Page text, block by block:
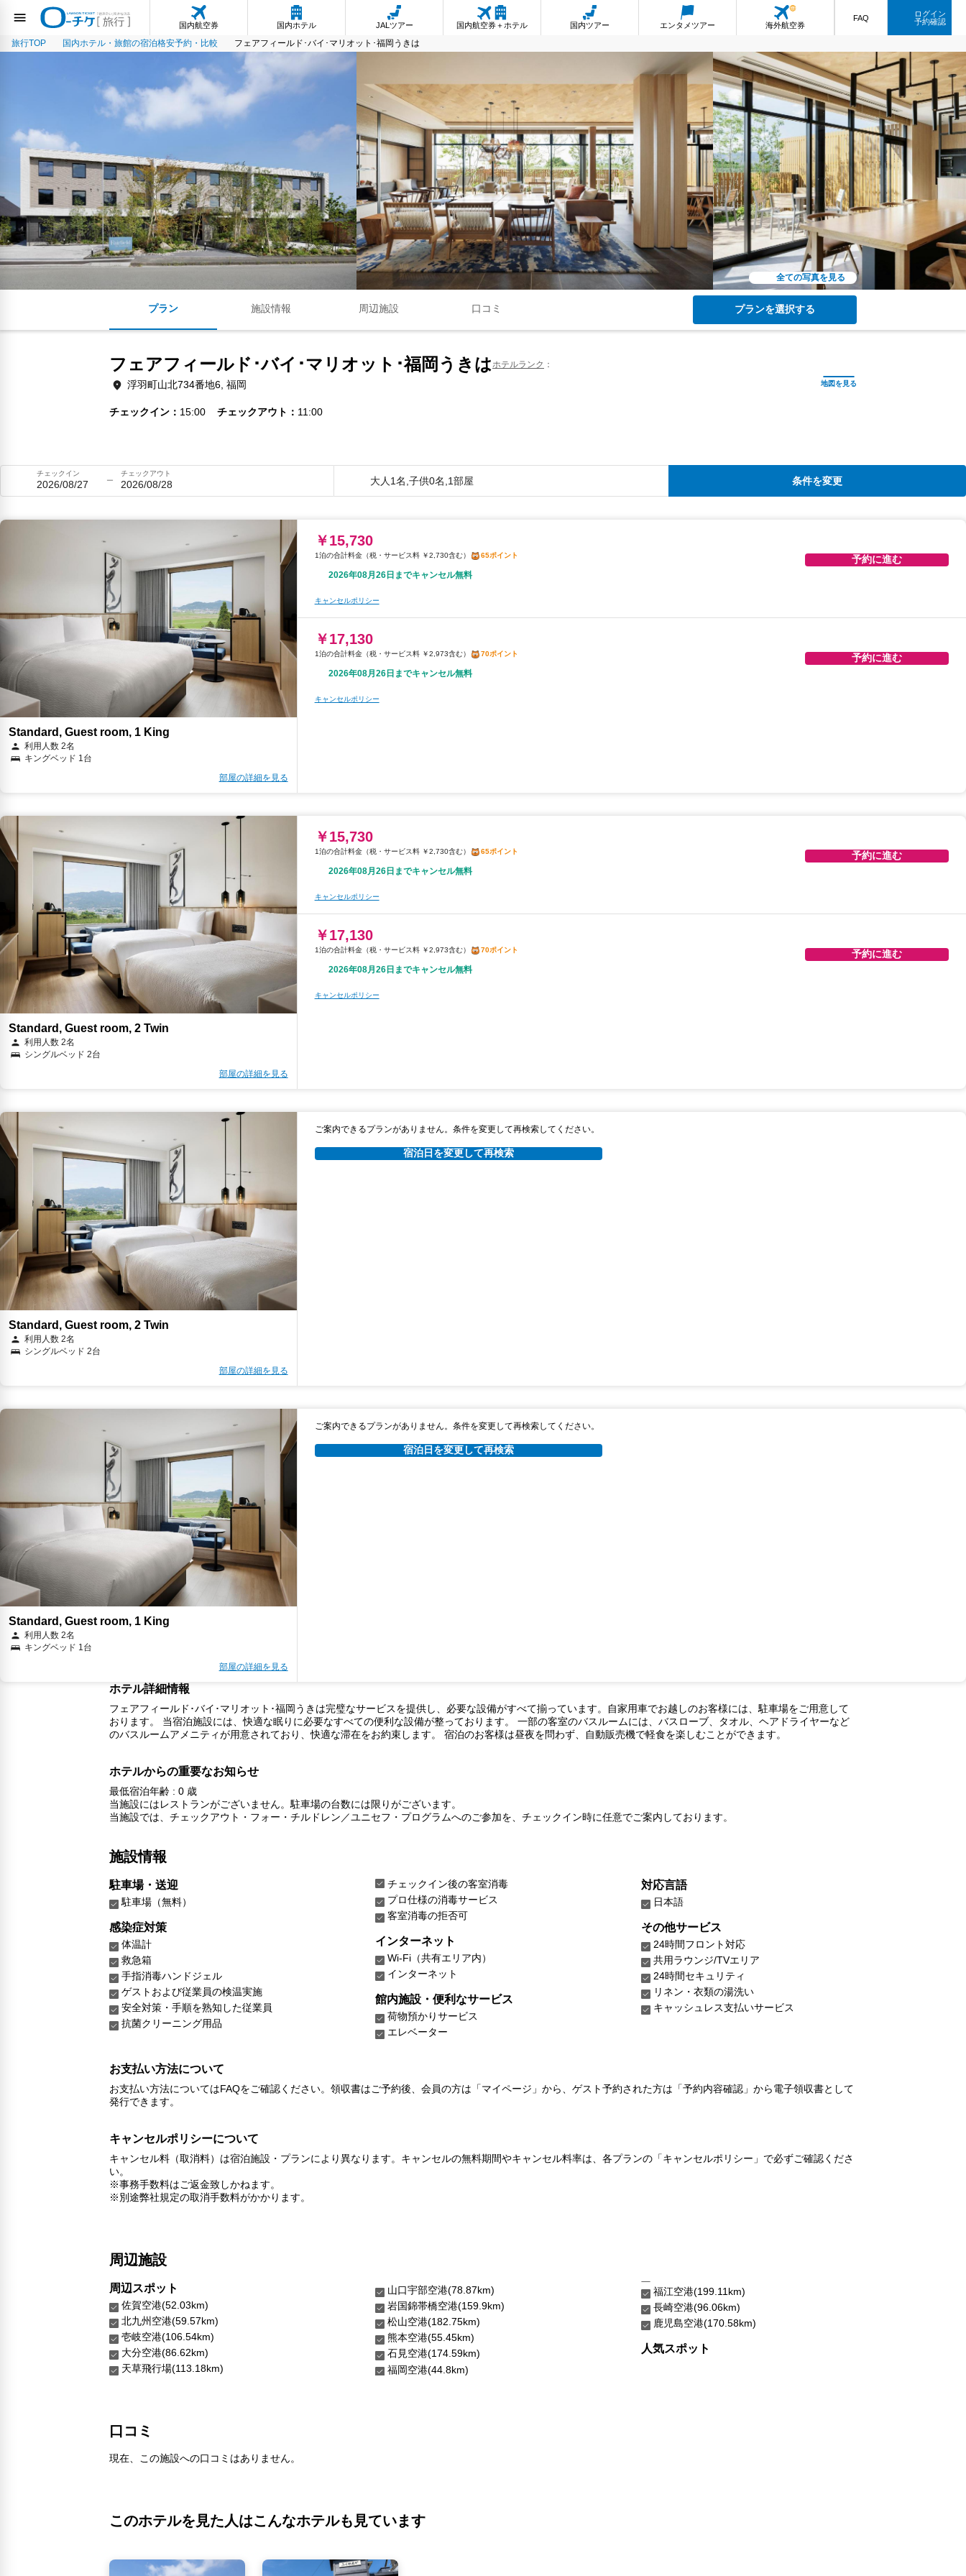
国内航空券 国内ホテル JALツアー 国内航空券＋ホテル 国内ツアー エンタメツアー 海外航空券
FAQ
ログイン
予約確認
旅行TOP 国内ホテル・旅館の宿泊格安予約・比較 フェアフィールド･バイ･マリオット･福岡うきは
全ての写真を見る
プラン 施設情報 周辺施設 口コミ プランを選択する
フェアフィールド･バイ･マリオット･福岡うきは ホテルランク
浮羽町山北734番地6, 福岡
チェックイン 15:00 チェックアウト 11:00
チェックイン
2026/08/27
チェックアウト
2026/08/28 大人1名,子供0名,1部屋 条件を変更
Standard, Guest room, 1 King
利用人数 2名
キングベッド 1台
部屋の詳細を見る
￥15,730
税・サービス料 ￥2,730含む 65ポイント
2026年08月26日までキャンセル無料
キャンセルポリシー
予約に進む
￥17,130
税・サービス料 ￥2,973含む 70ポイント
2026年08月26日までキャンセル無料
キャンセルポリシー
予約に進む
Standard, Guest room, 2 Twin
利用人数 2名
シングルベッド 2台
部屋の詳細を見る
￥15,730
税・サービス料 ￥2,730含む 65ポイント
2026年08月26日までキャンセル無料
キャンセルポリシー
予約に進む
￥17,130
税・サービス料 ￥2,973含む 70ポイント
2026年08月26日までキャンセル無料
キャンセルポリシー
予約に進む
Standard, Guest room, 2 Twin
利用人数 2名
シングルベッド 2台
部屋の詳細を見る
ご案内できるプランがありません。条件を変更して再検索してください。
宿泊日を変更して再検索
Standard, Guest room, 1 King
利用人数 2名
キングベッド 1台
部屋の詳細を見る
ご案内できるプランがありません。条件を変更して再検索してください。
宿泊日を変更して再検索
ホテル詳細情報
フェアフィールド･バイ･マリオット･福岡うきは完璧なサービスを提供し、必要な設備がすべて揃っています。自家用車でお越しのお客様には、駐車場をご用意して
おります。 当宿泊施設には、快適な眠りに必要なすべての便利な設備が整っております。 一部の客室のバスルームには、バスローブ、タオル、ヘアドライヤーなど
のバスルームアメニティが用意されており、快適な滞在をお約束します。 宿泊のお客様は昼夜を問わず、自動販売機で軽食を楽しむことができます。
ホテルからの重要なお知らせ
最低宿泊年齢 : 0 歳
当施設にはレストランがございません。駐車場の台数には限りがございます。
当施設では、チェックアウト・フォー・チルドレン／ユニセフ・プログラムへのご参加を、チェックイン時に任意でご案内しております。
施設情報
駐車場・送迎
駐車場（無料）
感染症対策
体温計
救急箱
手指消毒ハンドジェル
ゲストおよび従業員の検温実施
安全対策・手順を熟知した従業員
抗菌クリーニング用品
チェックイン後の客室消毒
プロ仕様の消毒サービス
客室消毒の拒否可
インターネット
Wi-Fi（共有エリア内）
インターネット
館内施設・便利なサービス
荷物預かりサービス
エレベーター
対応言語
日本語
その他サービス
24時間フロント対応
共用ラウンジ/TVエリア
24時間セキュリティ
リネン・衣類の湯洗い
キャッシュレス支払いサービス
お支払い方法について
お支払い方法についてはFAQをご確認ください。領収書はご予約後、会員の方は「マイページ」から、ゲスト予約された方は「予約内容確認」から電子領収書として
発行できます。
キャンセルポリシーについて
キャンセル料（取消料）は宿泊施設・プランにより異なります。キャンセルの無料期間やキャンセル料率は、各プランの「キャンセルポリシー」で必ずご確認くださ
い。
※事務手数料はご返金致しかねます。
※別途弊社規定の取消手数料がかかります。
周辺施設
周辺スポット
佐賀空港(52.03km)
北九州空港(59.57km)
壱岐空港(106.54km)
大分空港(86.62km)
天草飛行場(113.18km)
山口宇部空港(78.87km)
岩国錦帯橋空港(159.9km)
松山空港(182.75km)
熊本空港(55.45km)
石見空港(174.59km)
福岡空港(44.8km)
福江空港(199.11km)
長崎空港(96.06km)
鹿児島空港(170.58km)
人気スポット
口コミ
現在、この施設への口コミはありません。
このホテルを見た人はこんなホテルも見ています